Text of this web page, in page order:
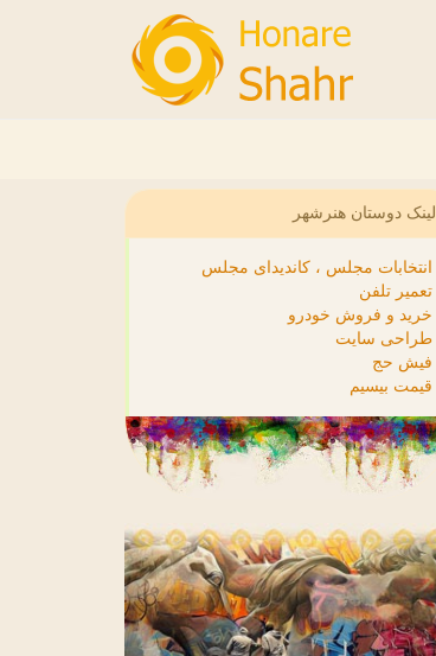
لینک دوستان هنرشهر
انتخابات مجلس ، کاندیدای مجلس
تعمیر تلفن
خرید و فروش خودرو
طراحی سایت
فیش حج
قیمت بیسیم